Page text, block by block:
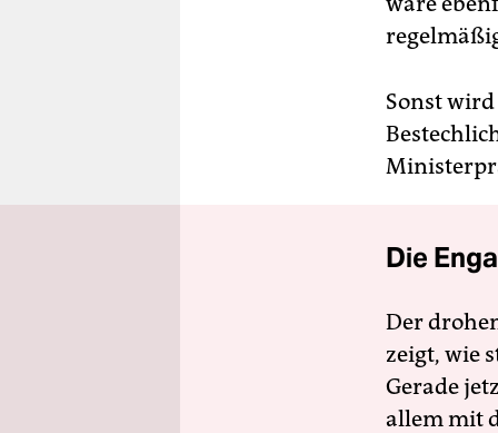
Sonst
Die
Der
zeigt, wie
Gerade
allem mit